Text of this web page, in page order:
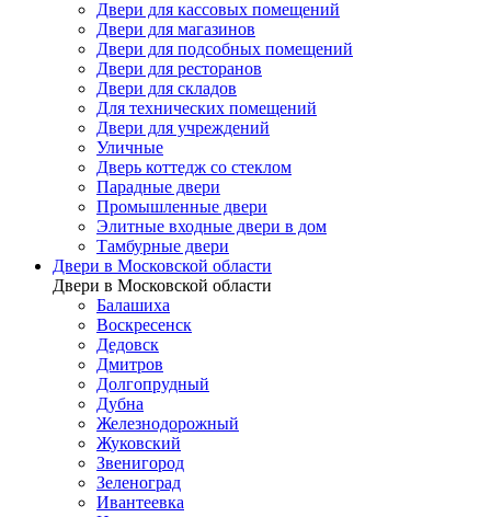
Двери для кассовых помещений
Двери для магазинов
Двери для подсобных помещений
Двери для ресторанов
Двери для складов
Для технических помещений
Двери для учреждений
Уличные
Дверь коттедж со стеклом
Парадные двери
Промышленные двери
Элитные входные двери в дом
Тамбурные двери
Двери в Московской области
Двери в Московской области
Балашиха
Воскресенск
Дедовск
Дмитров
Долгопрудный
Дубна
Железнодорожный
Жуковский
Звенигород
Зеленоград
Ивантеевка